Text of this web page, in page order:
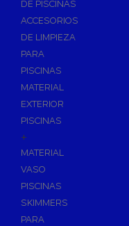
DE PISCINAS
ACCESORIOS
DE LIMPIEZA
PARA
PISCINAS
MATERIAL
EXTERIOR
PISCINAS
+
MATERIAL
VASO
PISCINAS
SKIMMERS
PARA